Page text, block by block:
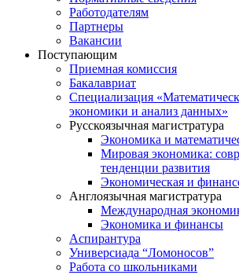
Работодателям
Партнеры
Вакансии
Поступающим
Приемная комиссия
Бакалавриат
Специализация
экономики и анализ данных»
Русскоязычная магистратура
Экономика и
Мировая экономика:
тенденции развития
Экономическая и
Англоязычная магистратура
Международная
Экономика и финансы
Аспирантура
Универсиада “Ломоносов”
Работа со школьниками